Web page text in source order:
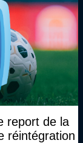
report de la
réintégration